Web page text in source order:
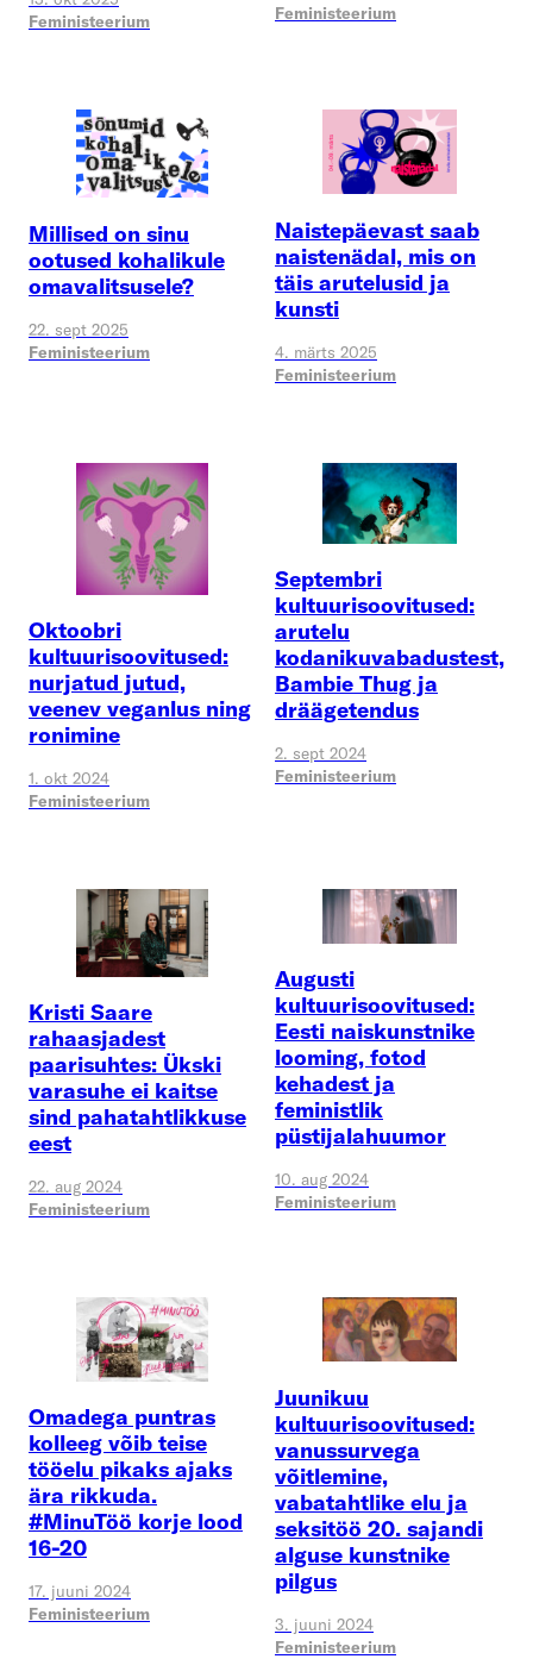
Feministeerium
Feministeerium
Millised on sinu
ootused kohalikule
omavalitsusele?
22. sept 2025
Feministeerium
Naistepäevast saab
naistenädal, mis on
täis arutelusid ja
kunsti
4. märts 2025
Feministeerium
Oktoobri
kultuurisoovitused:
nurjatud jutud,
veenev veganlus ning
ronimine
1. okt 2024
Feministeerium
Septembri
kultuurisoovitused:
arutelu
kodanikuvabadustest,
Bambie Thug ja
dräägetendus
2. sept 2024
Feministeerium
Kristi Saare
rahaasjadest
paarisuhtes: Ükski
varasuhe ei kaitse
sind pahatahtlikkuse
eest
22. aug 2024
Feministeerium
Augusti
kultuurisoovitused:
Eesti naiskunstnike
looming, fotod
kehadest ja
feministlik
püstijalahuumor
10. aug 2024
Feministeerium
Omadega puntras
kolleeg võib teise
tööelu pikaks ajaks
ära rikkuda.
#MinuTöö korje lood
16-20
17. juuni 2024
Feministeerium
Juunikuu
kultuurisoovitused:
vanussurvega
võitlemine,
vabatahtlike elu ja
seksitöö 20. sajandi
alguse kunstnike
pilgus
3. juuni 2024
Feministeerium